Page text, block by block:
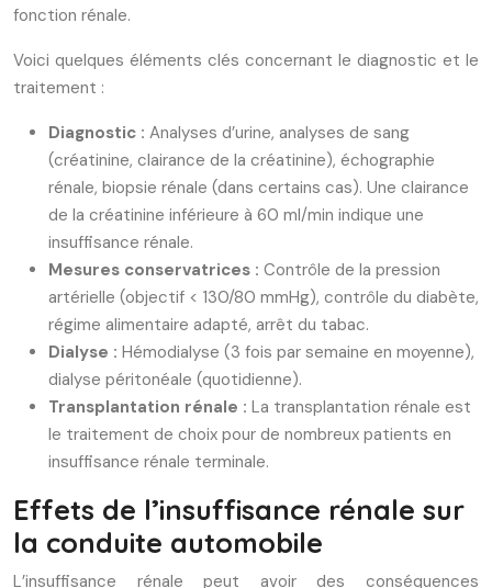
fonction rénale.
Voici quelques éléments clés concernant le diagnostic et le
traitement :
Diagnostic : Analyses d’urine, analyses de sang
(créatinine, clairance de la créatinine), échographie
rénale, biopsie rénale (dans certains cas). Une clairance
de la créatinine inférieure à 60 ml/min indique une
insuffisance rénale.
Mesures conservatrices : Contrôle de la pression
artérielle (objectif < 130/80 mmHg), contrôle du diabète,
régime alimentaire adapté, arrêt du tabac.
Dialyse : Hémodialyse (3 fois par semaine en moyenne),
dialyse péritonéale (quotidienne).
Transplantation rénale : La transplantation rénale est
le traitement de choix pour de nombreux patients en
insuffisance rénale terminale.
Effets de l’insuffisance rénale sur
la conduite automobile
L’insuffisance rénale peut avoir des conséquences